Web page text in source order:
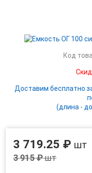
Код
Доставим бесплатно
(длина -
3 719.25 ₽ шт
3 915 ₽шт